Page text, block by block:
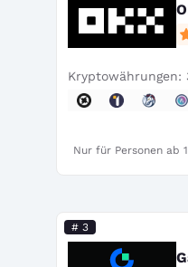
Kryptowährungen:
Nur für Personen ab
# 3